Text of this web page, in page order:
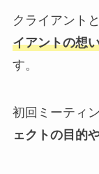
クライアント
イアントの想
す。
初回ミーティン
ェクトの目的